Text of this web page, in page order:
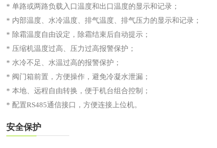
* 单路或两路负载入口温度和出口温度的显示和记录；
* 内部温度、水冷温度、排气温度、排气压力的显示和记录；
* 除霜温度自由设定，除霜结束后自动提示；
* 压缩机温度过高、压力过高报警保护；
* 水冷不足、水温过高的报警保护；
* 阀门箱前置，方便操作，避免冷凝水泄漏；
* 本地、远程自由转换，便于机台组合控制；
* 配置RS485通信接口，方便连接上位机。
安全保护